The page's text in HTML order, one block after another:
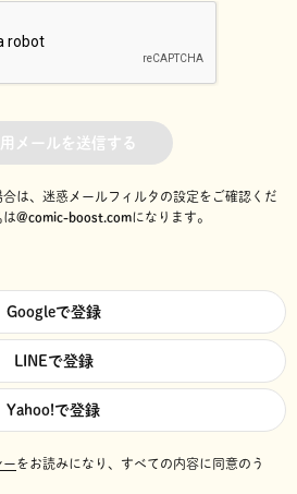
メールを送信する
は、迷惑メールフィルタの設定をご確認くだ
は@comic-boost.comになります。
Googleで登録
LINEで登録
Yahoo!で登録
ーをお読みになり、 すべての内容に同意のう